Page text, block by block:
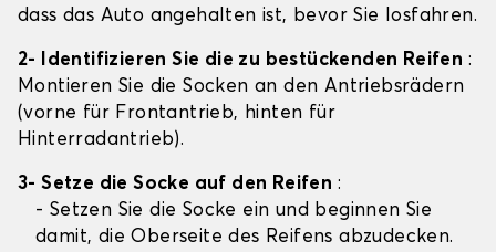
dass das Auto angehalten ist, bevor Sie losfahren.
2- Identifizieren Sie die zu bestückenden Reifen :
Montieren Sie die Socken an den Antriebsrädern
(vorne für Frontantrieb, hinten für
Hinterradantrieb).
3- Setze die Socke auf den Reifen :
- Setzen Sie die Socke ein und beginnen Sie
damit, die Oberseite des Reifens abzudecken.